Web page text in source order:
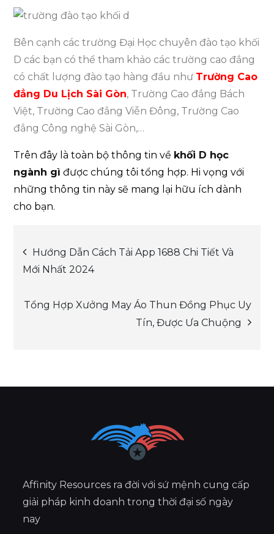
Bên cạnh các trường Đại Học chuyên đào tạo khối
D các bạn có thể tham khảo các trường cao đẳng
có chất lượng đào tạo hàng đầu như Trường Cao
đẳng Du Lịch Sài Gòn, Trường Cao đẳng Bách
Việt, Trường Cao đẳng Viễn Đông, Trường Cao
đẳng Công nghệ Sài Gòn,…
Trên đây là toàn bộ thông tin về khối D học
ngành gì được chúng tôi tổng hợp. Hi vọng với
những thông tin này sẽ mang lại hữu ích dành
cho bạn.
Post
navigation
Hướng Dẫn Cách Tải App 1688 Chi Tiết Và
Mới Nhất 2024
Tổng Hợp Xưởng May Áo Thun Đồng Phục Uy
Tín, Được Ưa Chuộng
Affinity Resources ra đời với sứ mệnh cung cấp
giải pháp kinh doanh trong thời đại số ngày
nay